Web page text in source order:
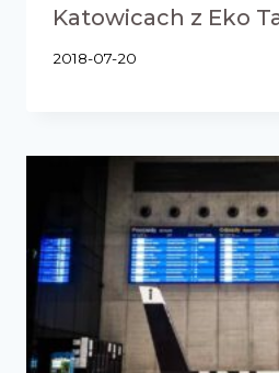
Katowicach z Eko
2018-07-20